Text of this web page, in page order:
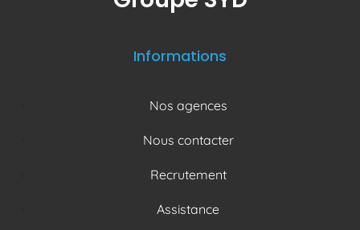
Informations
Nos agences
Nous contacter
Recrutement
Assistance